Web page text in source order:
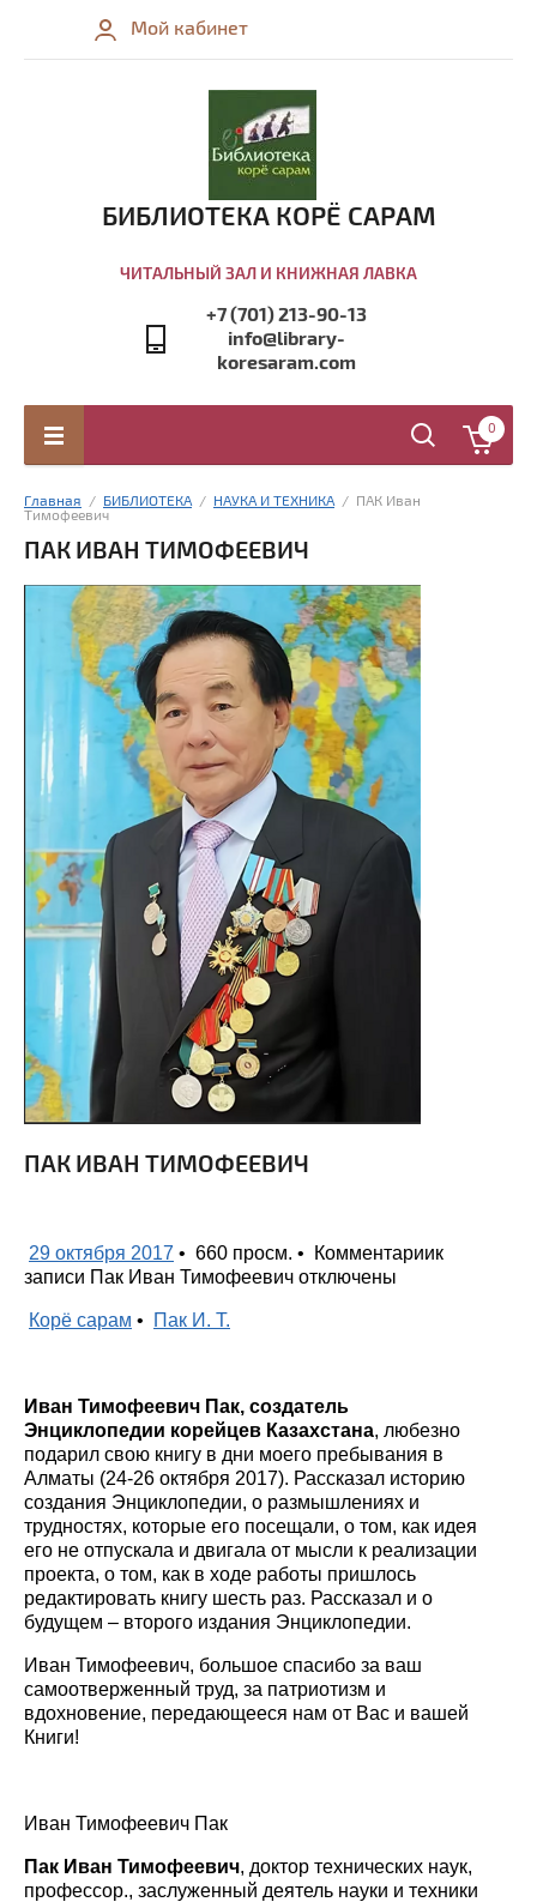
Мой кабинет
БИБЛИОТЕКА КОРЁ САРАМ
ЧИТАЛЬНЫЙ ЗАЛ И КНИЖНАЯ ЛАВКА
+7 (701) 213-90-13
info@library-
koresaram.com
0
Главная
  /
БИБЛИОТЕКА
  /
НАУКА И ТЕХНИКА
  /  ПАК Иван
Тимофеевич
ПАК ИВАН ТИМОФЕЕВИЧ
ПАК ИВАН ТИМОФЕЕВИЧ
29 октября 2017 • 660 просм. • Комментариик
записи Пак Иван Тимофеевич отключены
Корё сарам • Пак И. Т.
Иван Тимофеевич Пак, создатель
Энциклопедии корейцев Казахстана, любезно
подарил свою книгу в дни моего пребывания в
Алматы (24-26 октября 2017). Рассказал историю
создания Энциклопедии, о размышлениях и
трудностях, которые его посещали, о том, как идея
его не отпускала и двигала от мысли к реализации
проекта, о том, как в ходе работы пришлось
редактировать книгу шесть раз. Рассказал и о
будущем – второго издания Энциклопедии.
Иван Тимофеевич, большое спасибо за ваш
самоотверженный труд, за патриотизм и
вдохновение, передающееся нам от Вас и вашей
Книги!
Иван Тимофеевич Пак
Пак Иван Тимофеевич, доктор технических наук,
профессор., заслуженный деятель науки и техники